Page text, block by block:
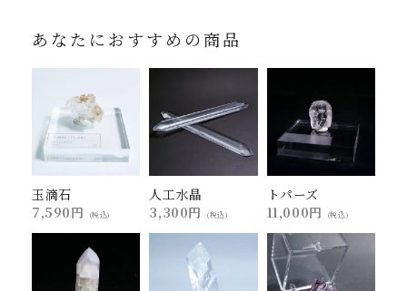
あなたにおすすめの商品
玉滴石
7,590円
(税込)
人工水晶
3,300円
(税込)
トパーズ
11,000円
(税込)